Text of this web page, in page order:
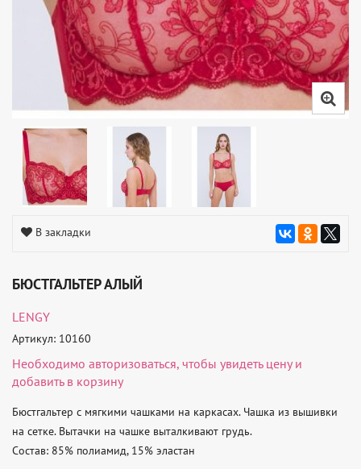
В закладки
БЮСТГАЛЬТЕР АЛЫЙ
LENGY
Артикул: 10160
Необходимо авторизоваться, чтобы увидеть цену и
добавить в корзину
Бюстгальтер с мягкими чашками на каркасах. Чашка из вышивки
на сетке. Вытачки на чашке выталкивают грудь.
Состав: 85% полиамид, 15% эластан